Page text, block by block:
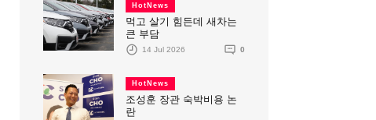
HotNews
먹고 살기 힘든데 새차는
큰 부담
14 Jul 2026 0
HotNews
조성훈 장관 숙박비용 논
란